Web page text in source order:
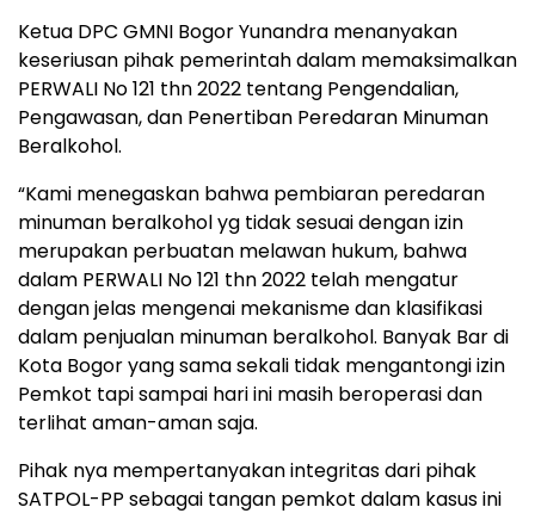
Ketua DPC GMNI Bogor Yunandra menanyakan
keseriusan pihak pemerintah dalam memaksimalkan
PERWALI No 121 thn 2022 tentang Pengendalian,
Pengawasan, dan Penertiban Peredaran Minuman
Beralkohol.
“Kami menegaskan bahwa pembiaran peredaran
minuman beralkohol yg tidak sesuai dengan izin
merupakan perbuatan melawan hukum, bahwa
dalam PERWALI No 121 thn 2022 telah mengatur
dengan jelas mengenai mekanisme dan klasifikasi
dalam penjualan minuman beralkohol. Banyak Bar di
Kota Bogor yang sama sekali tidak mengantongi izin
Pemkot tapi sampai hari ini masih beroperasi dan
terlihat aman-aman saja.
Pihak nya mempertanyakan integritas dari pihak
SATPOL-PP sebagai tangan pemkot dalam kasus ini